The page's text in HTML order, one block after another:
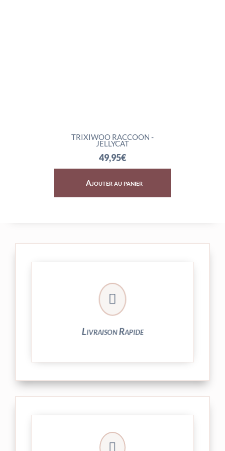
TRIXIWOO RACCOON -
JELLYCAT
49,95€
Ajouter au panier

Livraison Rapide
Votre commande est expédiée sous
24/48h et livrée par Colissimo.

► contact@peekaboo.fr